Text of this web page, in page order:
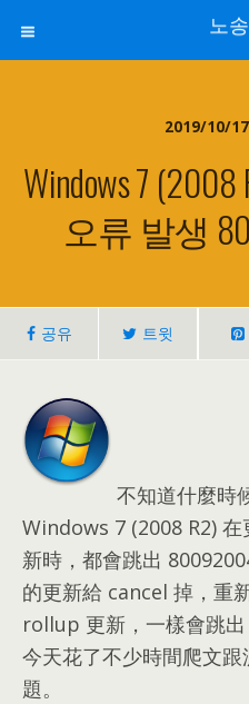
노
2019/10/
Windows 7
오류 발생
공유 트윗
不知道什麼時
Windows 7 (2008 R2)
新時，都會跳出
的更新給 cancel 掉，重
rollup 更新，一樣會跳出
今天花了不少時間爬文
題。